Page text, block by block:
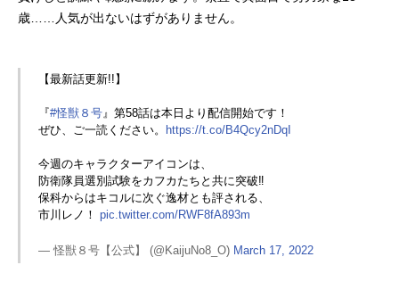
歳……人気が出ないはずがありません。
【最新話更新!!】
『#怪獣８号』第58話は本日より配信開始です！
ぜひ、ご一読ください。
https://t.co/B4Qcy2nDqI
今週のキャラクターアイコンは、
防衛隊員選別試験をカフカたちと共に突破‼︎
保科からはキコルに次ぐ逸材とも評される、
市川レノ！ pic.twitter.com/RWF8fA893m
— 怪獣８号【公式】 (@KaijuNo8_O) March 17, 2022